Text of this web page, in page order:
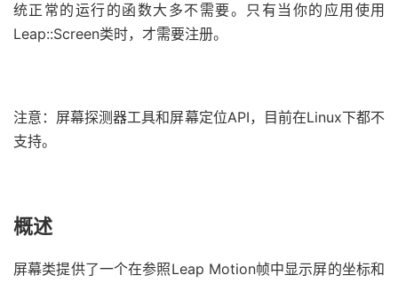
统正常的运行的函数大多不需要。只有当你的应用使用
Leap::Screen类时，才需要注册。
注意：屏幕探测器工具和屏幕定位API，目前在Linux下都不
支持。
概述
屏幕类提供了一个在参照Leap Motion帧中显示屏的坐标和